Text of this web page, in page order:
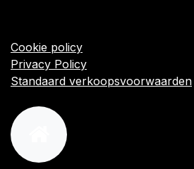
Cookie policy
Privacy Policy
Standaard verkoopsvoorwaarden